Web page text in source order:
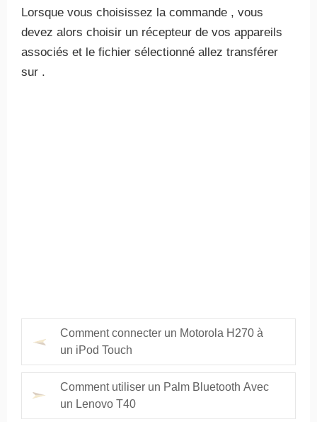
Lorsque vous choisissez la commande , vous
devez alors choisir un récepteur de vos appareils
associés et le fichier sélectionné allez transférer
sur .
Comment connecter un Motorola H270 à
un iPod Touch
Comment utiliser un Palm Bluetooth Avec
un Lenovo T40